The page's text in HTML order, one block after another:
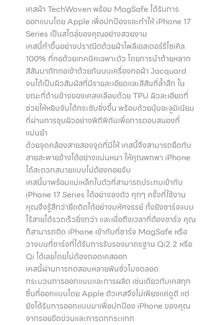
เคสผ้า TechWoven พร้อม MagSafe ได้รับการ
ออกแบบโดย Apple เพื่อปกป้องและทำให้ iPhone 17
Series เป็นสไตล์ของคุณอย่างสวยงาม
เคสนี้ทำขึ้นอย่างปราณีตด้วยผ้าโพลีเอสเตอร์รีไซเคิล
100% ที่ทอด้วยเทคนิคเฉพาะตัว โดยการนำด้ายหลาก
สีสันมาถักทอเข้าด้วยกันบนเครื่องทอผ้า Jacquard
จนได้เป็นผิวสัมผัสที่มีรายละเอียดและสีสันที่ล้ำลึก ใน
ขณะที่ด้านข้างของเคสเคลือบด้วย TPU ผิวละเอียดที่
ช่วยให้หยิบจับได้กระชับยิ่งขึ้น พร้อมด้วยปุ่มอะลูมิเนียม
ที่ผ่านการชุบผิวอย่างพิถีพิถันเพื่อการตอบสนองที่
แม่นยำ
ด้วยจุดคล้องสายสองจุดที่มีให้ เคสนี้จึงสามารถยึดกับ
สายสะพายข้างได้อย่างแน่นหนา ให้คุณพกพา iPhone
ได้สะดวกสบายแบบไม่ต้องคอยจับ
เคสนี้มาพร้อมแม่เหล็กในตัวที่สามารถประกบเข้ากับ
iPhone 17 Series ได้อย่างลงตัว ทุกๆ ครั้งที่ใช้งาน
คุณจึงรู้สึกว่ายึดติดได้อย่างมหัศจรรย์ ทั้งยังชาร์จแบบ
ไร้สายได้รวดเร็วยิ่งกว่า และเมื่อถึงเวลาที่ต้องชาร์จ คุณ
ก็สามารถติด iPhone เข้ากับที่ชาร์จ MagSafe หรือ
วางบนที่ชาร์จที่ได้รับการรับรองมาตรฐาน Qi2.2 หรือ
Qi ได้เลยโดยไม่ต้องถอดเคสออก
เคสนี้ผ่านการทดสอบหลายพันชั่วโมงตลอด
กระบวนการออกแบบและการผลิต เช่นเดียวกับเคสทุก
ชิ้นที่ออกแบบโดย Apple ตัวเคสจึงไม่เพียงแค่ดูดี แต่
ยังได้รับการออกแบบมาเพื่อปกป้อง iPhone ของคุณ
จากรอยขีดข่วนและการตกกระแทก